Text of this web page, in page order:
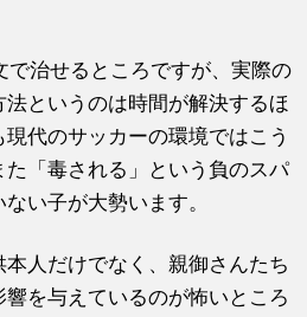
で治せるところですが、実際の
というのは時間が解決するほ
代のサッカーの環境ではこう
た「毒される」という負のスパ
い子が大勢います。
人だけでなく、親御さんたち
を与えているのが怖いところ